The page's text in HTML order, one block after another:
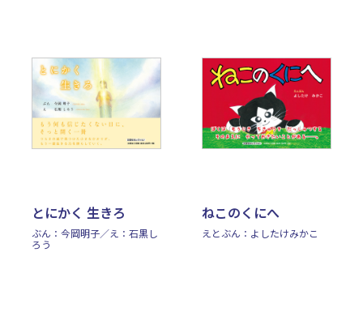
とにかく 生きろ
ぶん：今岡明子／え：石黒し
ろう
ねこのくにへ
えとぶん：よしたけみかこ